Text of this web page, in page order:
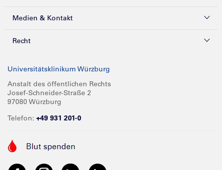
Kliniken & Zentren
Forschung
Karriere
Medien & Kontakt
Presse
Glossar
Spenden
Anreise
Recht
Compliance
Impressum
Barrierefreiheit
Universitätsklinikum Würzburg
Anstalt des öffentlichen Rechts
Josef-Schneider-Straße 2
97080 Würzburg
Telefon: +49 931 201-0